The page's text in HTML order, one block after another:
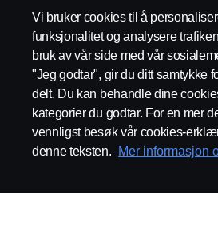
Scania in Your Region:
Juridisk merknad
Vi bruker cookies til å
funksjonalitet og analysere
bruk av vår side med vår
"Jeg godtar", gir du ditt samtykke
delt. Du kan behandle dine
kategorier du godtar. For en mer
vennligst besøk vår cookies-
denne teksten.
Mer informasjon